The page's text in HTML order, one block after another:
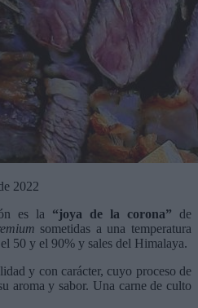
2022
es la “joya de la corona” de
sometidas a una temperatura
50 y el 90% y sales del Himalaya.
y con carácter, cuyo proceso de
aroma y sabor. Una carne de culto